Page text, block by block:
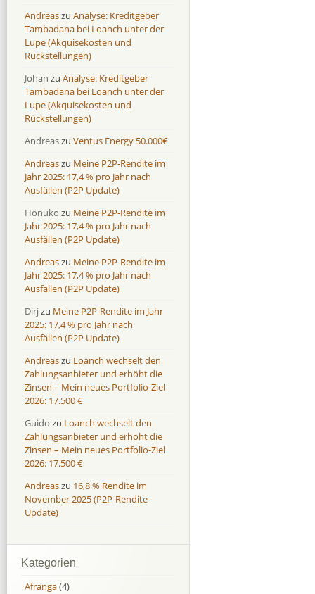
Moncera
8,0 %
Monestro
9,1 %
Neo Finance
Omaraha
16,4 %
Moncera
11,1 %
Monestro
>1000%
Neo Finance
Omaraha
18,0 %
Andreaszu Analyse: Kreditgeber
Tambadana bei Loanch unter der
Lupe (Akquisekosten und
Rückstellungen)
Johan zu Analyse: Kreditgeber
Tambadana bei Loanch unter der
Lupe (Akquisekosten und
Rückstellungen)
Andreaszu Ventus Energy 50.000€
Andreaszu Meine P2P-Rendite im
Jahr 2025: 17,4 % pro Jahr nach
Ausfällen (P2P Update)
Honuko zu Meine P2P-Rendite im
Jahr 2025: 17,4 % pro Jahr nach
Ausfällen (P2P Update)
Andreaszu Meine P2P-Rendite im
Jahr 2025: 17,4 % pro Jahr nach
Ausfällen (P2P Update)
Dirjzu Meine P2P-Rendite im Jahr
2025: 17,4 % pro Jahr nach
Ausfällen (P2P Update)
Andreaszu Loanch wechselt den
Zahlungsanbieter und erhöht die
Zinsen – Mein neues Portfolio-Ziel
2026: 17.500 €
Guido zu Loanch wechselt den
Zahlungsanbieter und erhöht die
Zinsen – Mein neues Portfolio-Ziel
2026: 17.500 €
Andreaszu 16,8 % Rendite im
November 2025 (P2P-Rendite
Update)
Kategorien
Afranga(4)